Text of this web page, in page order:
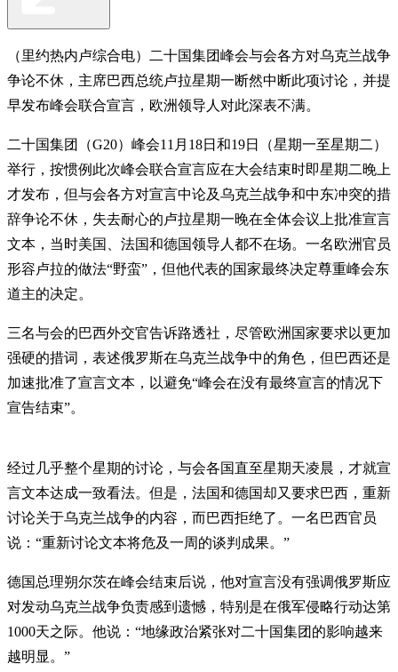
（里约热内卢综合电）二十国集团峰会与会各方对乌克兰战争
争论不休，主席巴西总统卢拉星期一断然中断此项讨论，并提
早发布峰会联合宣言，欧洲领导人对此深表不满。
二十国集团（G20）峰会11月18日和19日（星期一至星期二）
举行，按惯例此次峰会联合宣言应在大会结束时即星期二晚上
才发布，但与会各方对宣言中论及乌克兰战争和中东冲突的措
辞争论不休，失去耐心的卢拉星期一晚在全体会议上批准宣言
文本，当时美国、法国和德国领导人都不在场。一名欧洲官员
形容卢拉的做法“野蛮”，但他代表的国家最终决定尊重峰会东
道主的决定。
三名与会的巴西外交官告诉路透社，尽管欧洲国家要求以更加
强硬的措词，表述俄罗斯在乌克兰战争中的角色，但巴西还是
加速批准了宣言文本，以避免“峰会在没有最终宣言的情况下
宣告结束”。
经过几乎整个星期的讨论，与会各国直至星期天凌晨，才就宣
言文本达成一致看法。但是，法国和德国却又要求巴西，重新
讨论关于乌克兰战争的内容，而巴西拒绝了。一名巴西官员
说：“重新讨论文本将危及一周的谈判成果。”
德国总理朔尔茨在峰会结束后说，他对宣言没有强调俄罗斯应
对发动乌克兰战争负责感到遗憾，特别是在俄军侵略行动达第
1000天之际。他说：“地缘政治紧张对二十国集团的影响越来
越明显。”